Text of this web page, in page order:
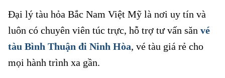
Đại lý tàu hỏa Bắc Nam Việt Mỹ là nơi uy tín và
luôn có chuyên viên túc trực, hỗ trợ tư vấn săn vé
tàu Bình Thuận đi Ninh Hòa, vé tàu giá rẻ cho
mọi hành trình xa gần.